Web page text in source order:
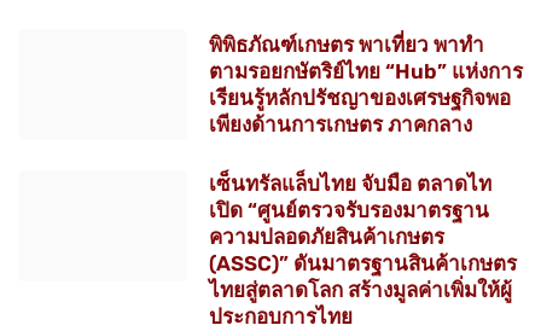
พิพิธภัณฑ์เกษตร พาเที่ยว พาทำ
ตามรอยกษัตริย์ไทย “Hub” แห่งการ
เรียนรู้หลักปรัชญาของเศรษฐกิจพอ
เพียงด้านการเกษตร ภาคกลาง
เซ็นทรัลแล็บไทย จับมือ ตลาดไท
เปิด “ศูนย์ตรวจรับรองมาตรฐาน
ความปลอดภัยสินค้าเกษตร
(ASSC)” ดันมาตรฐานสินค้าเกษตร
ไทยสู่ตลาดโลก สร้างมูลค่าเพิ่มให้ผู้
ประกอบการไทย